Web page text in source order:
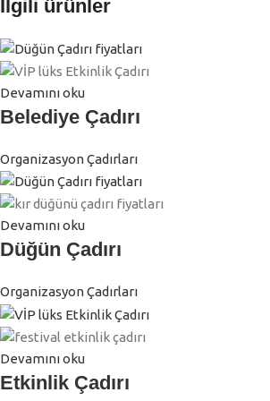
Küçük Mağaza Çadırı
Orta Ölçekli Mağaza Çadırı
Büyük Mağaza Çadırı
Özel Proje Mağaza Çadırı
Mağaza Çadırı Fiyatları
Mağaza çadırı fiyatları;
İlgili ürünler
Devamını oku
Belediye Çadırı
Organizasyon Çadırları
Devamını oku
Düğün Çadırı
Organizasyon Çadırları
Devamını oku
Etkinlik Çadırı